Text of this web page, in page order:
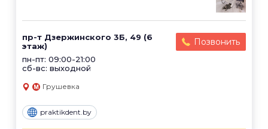
пр-т Дзержинского 3Б, 49 (6
этаж)
пн-пт: 09:00-21:00
сб-вс: выходной
Позвонить
Грушевка
praktikdent.by